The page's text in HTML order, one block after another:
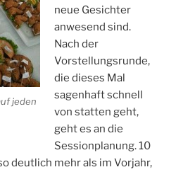
jeden
neue Gesichter
anwesend sind.
Nach der
Vorstellungsrunde,
die dieses Mal
sagenhaft schnell
von statten geht,
geht es an die
Sessionplanung. 10
deutlich mehr als im Vorjahr,